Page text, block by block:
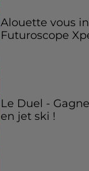
Alouette vous
Futuroscope
Le Duel -
en jet ski !